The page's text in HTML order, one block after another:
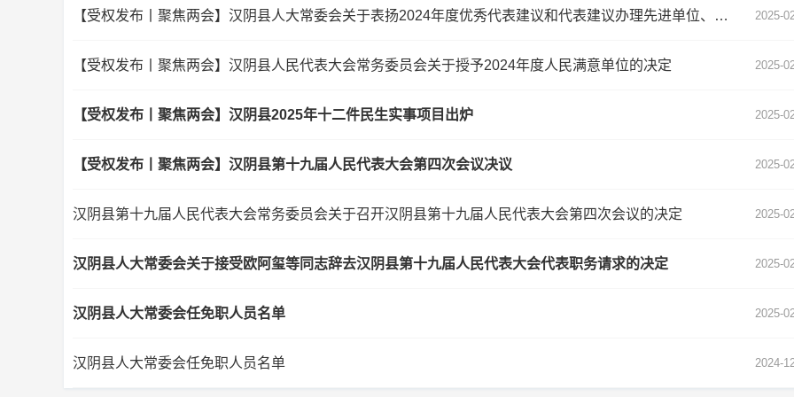
【受权发布丨聚焦两会】汉阴县人大常委会关于表扬2024年度优秀代表建议和代表建议办理先进单位、优秀人大代表的决定 2025-
【受权发布丨聚焦两会】汉阴县人民代表大会常务委员会关于授予2024年度人民满意单位的决定 2025-
【受权发布丨聚焦两会】汉阴县2025年十二件民生实事项目出炉 2025-
【受权发布丨聚焦两会】汉阴县第十九届人民代表大会第四次会议决议 2025-
汉阴县第十九届人民代表大会常务委员会关于召开汉阴县第十九届人民代表大会第四次会议的决定 2025-
汉阴县人大常委会关于接受欧阿玺等同志辞去汉阴县第十九届人民代表大会代表职务请求的决定 2025-
汉阴县人大常委会任免职人员名单 2025-
汉阴县人大常委会任免职人员名单 2024-